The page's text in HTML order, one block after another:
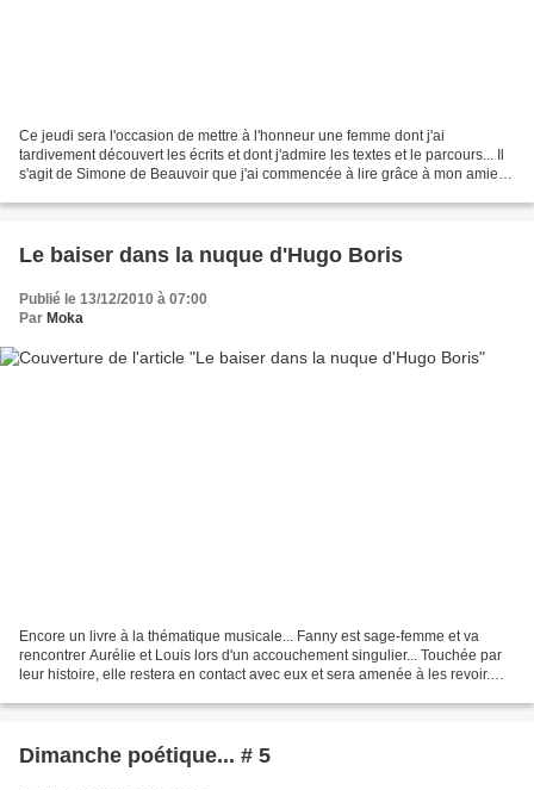
Ce jeudi sera l'occasion de mettre à l'honneur une femme dont j'ai
tardivement découvert les écrits et dont j'admire les textes et le parcours... Il
s'agit de Simone de Beauvoir que j'ai commencée à lire grâce à mon amie
Le baiser dans la nuque d'Hugo Boris
Publié le 13/12/2010 à 07:00
Par Moka
Encore un livre à la thématique musicale... Fanny est sage-femme et va
rencontrer Aurélie et Louis lors d'un accouchement singulier... Touchée par
leur histoire, elle restera en contact avec eux et sera amenée à les revoir.
Dimanche poétique... # 5